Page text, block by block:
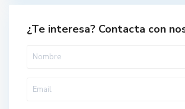
¿Te interesa? Contacta con